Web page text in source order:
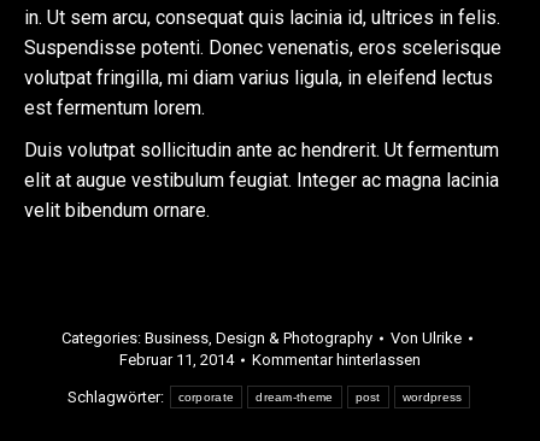
in. Ut sem arcu, consequat quis lacinia id, ultrices in felis.
Suspendisse potenti. Donec venenatis, eros scelerisque
volutpat fringilla, mi diam varius ligula, in eleifend lectus
est fermentum lorem.
Duis volutpat sollicitudin ante ac hendrerit. Ut fermentum
elit at augue vestibulum feugiat. Integer ac magna lacinia
velit bibendum ornare.
Categories: Business, Design & Photography Von Ulrike
Februar 11, 2014
Kommentar hinterlassen
Schlagwörter: corporate dream-theme post wordpress